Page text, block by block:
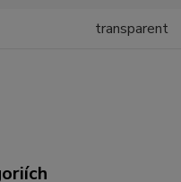
transparent